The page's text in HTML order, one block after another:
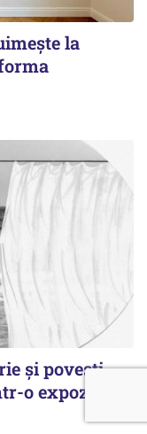
la
și povești
o expoziție